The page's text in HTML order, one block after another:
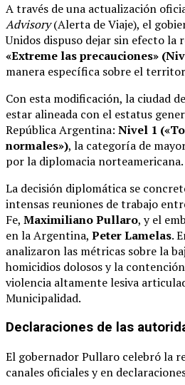
A través de una actualización
Advisory(Alerta de Viaje), el
Unidos dispuso dejar sin efecto la
«Extreme las precauciones»
manera específica sobre el
Con esta modificación, la ciudad
estar alineada con el estatus
República Argentina: Nivel 1
normales»), la categoría de
por la diplomacia norteamericana.
La decisión diplomática se
intensas reuniones de trabajo
Fe, Maximiliano Pullaro, y el
en la Argentina, Peter Lamelas.
analizaron las métricas sobre la
homicidios dolosos y la
violencia altamente lesiva
Municipalidad.
Declaraciones de las
El gobernador Pullaro celebró la
canales oficiales y en